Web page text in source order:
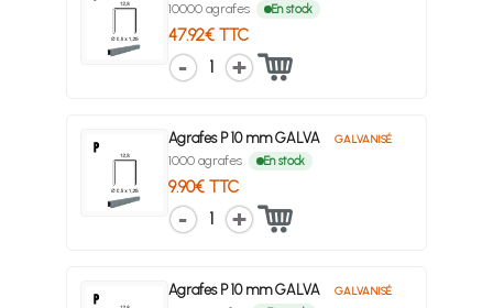
10000 agrafes En stock
47.92€ TTC
1
Agrafes P 10 mm GALVA GALVANISÉ
1000 agrafes En stock
9.90€ TTC
1
Agrafes P 10 mm GALVA GALVANISÉ